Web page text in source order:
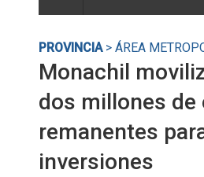
PROVINCIA> ÁREA
Monachil
dos millones de
remanentes
inversiones